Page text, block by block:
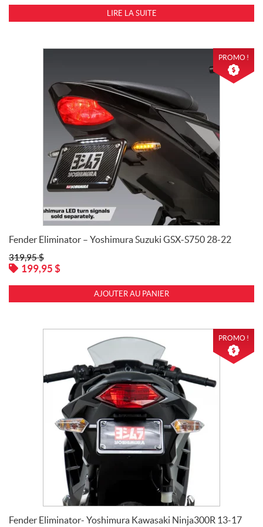
LIRE LA SUITE
PROMO !
Fender Eliminator – Yoshimura Suzuki GSX-S750 28-22
319,95$
199,95 $
AJOUTER AU PANIER
PROMO !
Fender Eliminator- Yoshimura Kawasaki Ninja300R 13-17